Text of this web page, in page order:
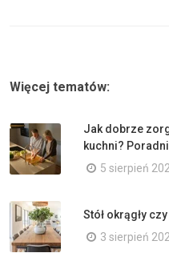
Więcej tematów:
Jak dobrze
kuchni?
5 sierpień
Stół okrągły
3 sierpień